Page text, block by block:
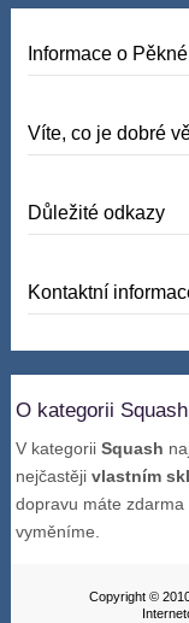
Informace o
Víte, co je dobré
Důležité odkazy
Kontaktní
O kategorii Squash
V kategoriiSquash
nejčastějivlastním
dopravu máte
vyměníme.
Copyright ©